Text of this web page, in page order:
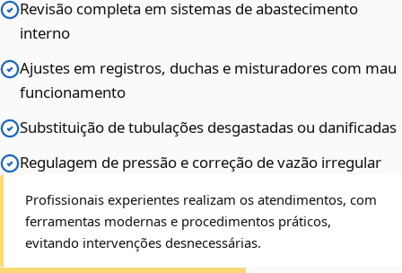
Revisão completa em sistemas de abastecimento
interno
Ajustes em registros, duchas e misturadores com mau
funcionamento
Substituição de tubulações desgastadas ou danificadas
Regulagem de pressão e correção de vazão irregular
Profissionais experientes realizam os atendimentos, com
ferramentas modernas e procedimentos práticos,
evitando intervenções desnecessárias.